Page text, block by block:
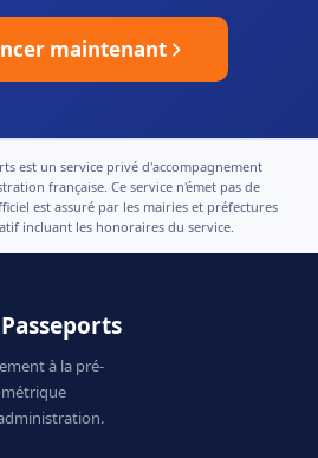
maintenant
est un service privé d'accompagnement
française. Ce service n'émet pas de
est assuré par les mairies et préfectures
incluant les honoraires du service.
à la pré-